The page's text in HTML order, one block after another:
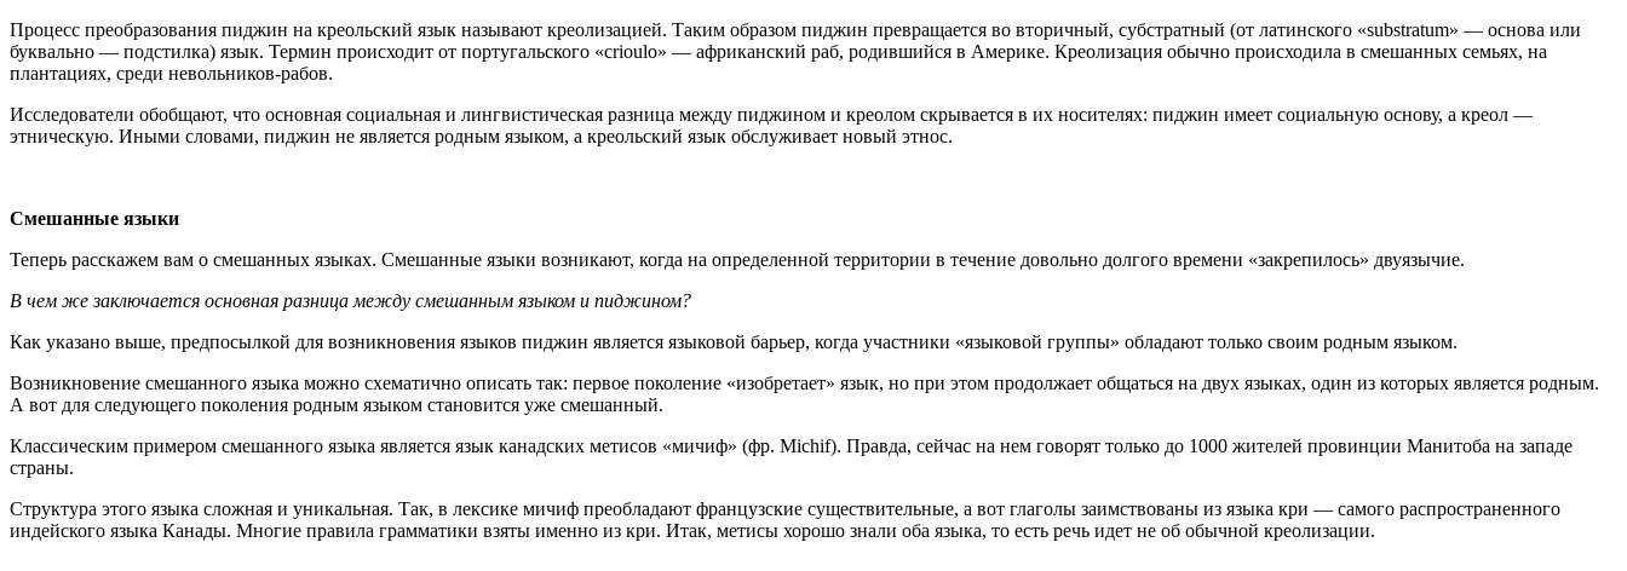
Процесс преобразования пиджин на креольский язык называют креолизацией. Таким образом пиджин превращается во вторичный, субстратный (от латинского «substratum» — основа или
буквально — подстилка) язык. Термин происходит от португальского «crioulo» — африканский раб, родившийся в Америке. Креолизация обычно происходила в смешанных семьях, на
плантациях, среди невольников-рабов.
Исследователи обобщают, что основная социальная и лингвистическая разница между пиджином и креолом скрывается в их носителях: пиджин имеет социальную основу, а креол —
этническую. Иными словами, пиджин не является родным языком, а креольский язык обслуживает новый этнос.
Смешанные языки
Теперь расскажем вам о смешанных языках. Смешанные языки возникают, когда на определенной территории в течение довольно долгого времени «закрепилось» двуязычие.
В чем же заключается основная разница между смешанным языком и пиджином?
Как указано выше, предпосылкой для возникновения языков пиджин является языковой барьер, когда участники «языковой группы» обладают только своим родным языком.
Возникновение смешанного языка можно схематично описать так: первое поколение «изобретает» язык, но при этом продолжает общаться на двух языках, один из которых является родным.
А вот для следующего поколения родным языком становится уже смешанный.
Классическим примером смешанного языка является язык канадских метисов «мичиф» (фр. Michif). Правда, сейчас на нем говорят только до 1000 жителей провинции Манитоба на западе
страны.
Структура этого языка сложная и уникальная. Так, в лексике мичиф преобладают французские существительные, а вот глаголы заимствованы из языка кри — самого распространенного
индейского языка Канады. Многие правила грамматики взяты именно из кри. Итак, метисы хорошо знали оба языка, то есть речь идет не об обычной креолизации.